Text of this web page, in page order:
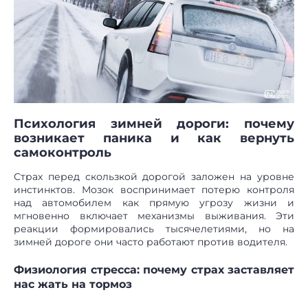
Психология зимней дороги: почему
возникает паника и как вернуть
самоконтроль
Страх перед скользкой дорогой заложен на уровне
инстинктов. Мозок воспринимает потерю контроля
над автомобилем как прямую угрозу жизни и
мгновенно включает механизмы выживания. Эти
реакции формировались тысячелетиями, но на
зимней дороге они часто работают против водителя.
Физиология стресса: почему страх заставляет
нас жать на тормоз